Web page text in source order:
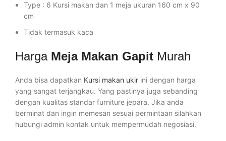
Type : 6 Kursi makan dan 1 meja ukuran 160 cm x 90
cm
Tidak termasuk kaca
Harga Meja Makan Gapit Murah
Anda bisa dapatkan Kursi makan ukir ini dengan harga
yang sangat terjangkau. Yang pastinya juga sebanding
dengan kualitas standar furniture jepara. Jika anda
berminat dan ingin memesan sesuai permintaan silahkan
hubungi admin kontak untuk mempermudah negosiasi.